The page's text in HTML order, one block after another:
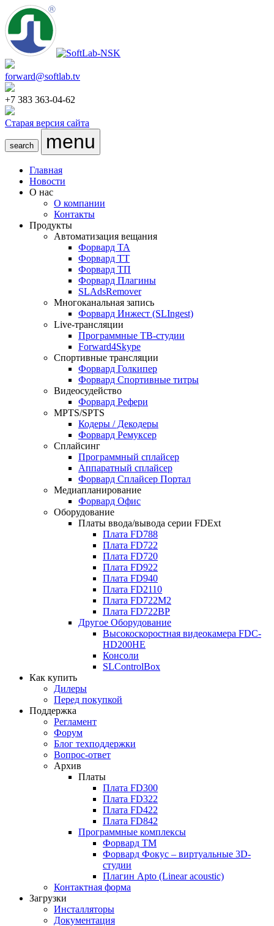
forward@softlab.tv
+7 383 363-04-62
Старая версия сайта
search menu
Главная
Новости
О нас
О компании
Контакты
Продукты
Автоматизация вещания
Форвард ТА
Форвард ТТ
Форвард ТП
Форвард Плагины
SLAdsRemover
Многоканальная запись
Форвард Инжест (SLIngest)
Live-трансляции
Программные ТВ-студии
Forward4Skype
Спортивные трансляции
Форвард Голкипер
Форвард Спортивные титры
Видеосудейство
Форвард Рефери
MPTS/SPTS
Кодеры / Декодеры
Форвард Ремуксер
Сплайсинг
Программный сплайсер
Аппаратный сплайсер
Форвард Сплайсер Портал
Медиапланирование
Форвард Офис
Оборудование
Платы ввода/вывода серии FDExt
Плата FD788
Плата FD722
Плата FD720
Плата FD922
Плата FD940
Плата FD2110
Плата FD722M2
Плата FD722BP
Другое Оборудование
Высокоскоростная видеокамера FDC-
HD200HE
Консоли
SLControlBox
Как купить
Дилеры
Перед покупкой
Поддержка
Регламент
Форум
Блог техподдержки
Вопрос-ответ
Архив
Платы
Плата FD300
Плата FD322
Плата FD422
Плата FD842
Программные комплексы
Форвард ТМ
Форвард Фокус – виртуальные 3D-
студии
Плагин Apto (Linearacoustic)
Контактная форма
Загрузки
Инсталляторы
Документация